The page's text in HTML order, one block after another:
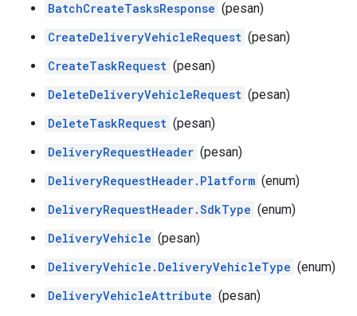
BatchCreateTasksResponse (pesan)
CreateDeliveryVehicleRequest (pesan)
CreateTaskRequest (pesan)
DeleteDeliveryVehicleRequest (pesan)
DeleteTaskRequest (pesan)
DeliveryRequestHeader (pesan)
DeliveryRequestHeader.Platform (enum)
DeliveryRequestHeader.SdkType (enum)
DeliveryVehicle (pesan)
DeliveryVehicle.DeliveryVehicleType (enum)
DeliveryVehicleAttribute (pesan)